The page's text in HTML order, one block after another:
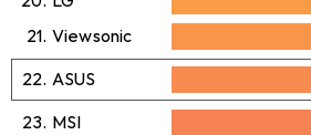
21. Viewsonic
22. ASUS
23. MSI